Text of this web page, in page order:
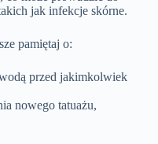
jak infekcje skórne.
pamiętaj o:
przed jakimkolwiek
nowego tatuażu,